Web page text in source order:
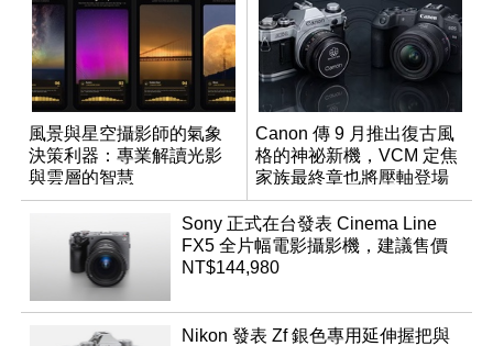
風景與星空攝影師的氣象
決策利器：專業解讀光影
與雲層的智慧
App「Atmos」登場
Canon 傳 9 月推出復古風
格的神祕新機，VCM 定焦
家族最終章也將壓軸登場
Sony 正式在台發表 Cinema Line
FX5 全片幅電影攝影機，建議售價
NT$144,980
Nikon 發表 Zf 銀色專用延伸握把與